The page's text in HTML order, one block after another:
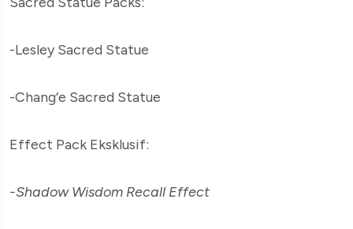
-Lesley Sacred Statue
-Chang’e Sacred Statue
Effect Pack Eksklusif:
-Shadow Wisdom Recall Effect